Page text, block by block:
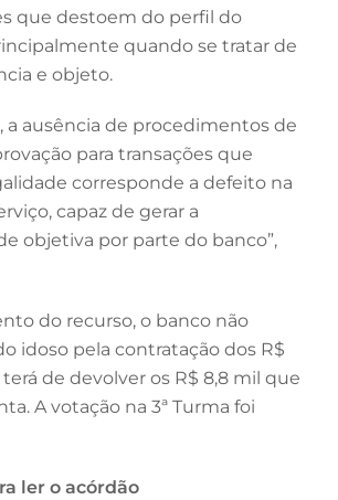
que destoem do perfil do
quando se tratar de
e objeto.
a ausência de procedimentos de
para transações que
corresponde a defeito na
capaz de gerar a
objetiva por parte do banco”,
do recurso, o banco não
idoso pela contratação dos R$
terá de devolver os R$ 8,8 mil que
A votação na 3ª Turma foi
ler o acórdão